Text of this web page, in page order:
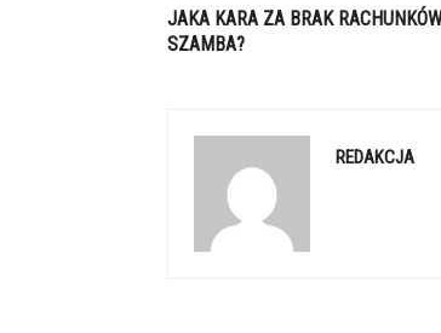
JAKA KARA ZA BRAK
SZAMBA?
REDAKCJA